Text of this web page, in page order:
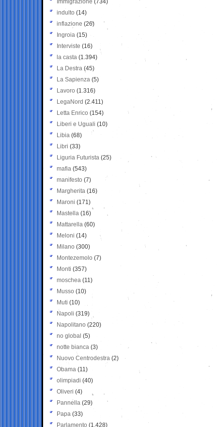
Immigrazione (734)
indulto (14)
inflazione (26)
Ingroia (15)
Interviste (16)
la casta (1.394)
La Destra (45)
La Sapienza (5)
Lavoro (1.316)
LegaNord (2.411)
Letta Enrico (154)
Liberi e Uguali (10)
Libia (68)
Libri (33)
Liguria Futurista (25)
mafia (543)
manifesto (7)
Margherita (16)
Maroni (171)
Mastella (16)
Mattarella (60)
Meloni (14)
Milano (300)
Montezemolo (7)
Monti (357)
moschea (11)
Musso (10)
Muti (10)
Napoli (319)
Napolitano (220)
no global (5)
notte bianca (3)
Nuovo Centrodestra (2)
Obama (11)
olimpiadi (40)
Oliveri (4)
Pannella (29)
Papa (33)
Parlamento (1.428)